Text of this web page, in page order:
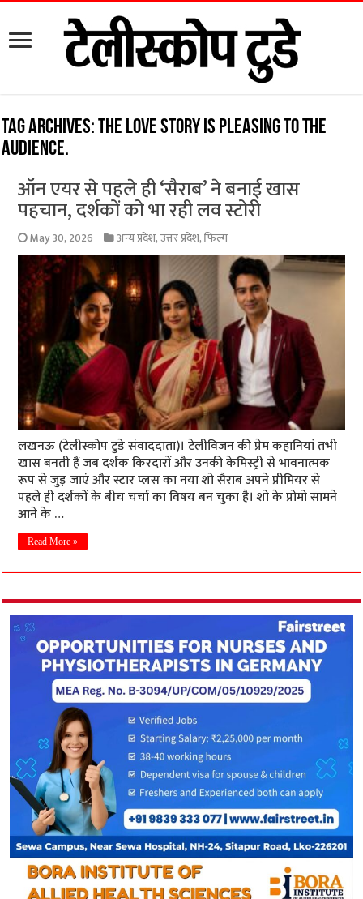
Tag Archives:the love story is pleasing to the
audience.
ऑन एयर से पहले ही ‘सैराब’ ने बनाई खास
पहचान, दर्शकों को भा रही लव स्टोरी
May 30, 2026 अन्य प्रदेश,उत्तर प्रदेश,फिल्म
लखनऊ (टेलीस्कोप टुडे संवाददाता)। टेलीविजन की प्रेम कहानियां तभी
खास बनती हैं जब दर्शक किरदारों और उनकी केमिस्ट्री से भावनात्मक
रूप से जुड़ जाएं और स्टार प्लस का नया शो सैराब अपने प्रीमियर से
पहले ही दर्शकों के बीच चर्चा का विषय बन चुका है। शो के प्रोमो सामने
आने के …
Read More »